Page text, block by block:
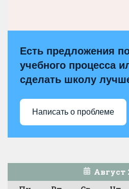
Есть предложения
учебного процесса
сделать школу
Написать о проблеме
Август